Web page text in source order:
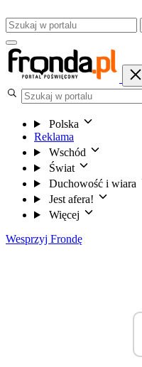
Polska
Reklama
Wschód
Świat
Duchowość i wiara
Jest afera!
Więcej
Wesprzyj Frondę